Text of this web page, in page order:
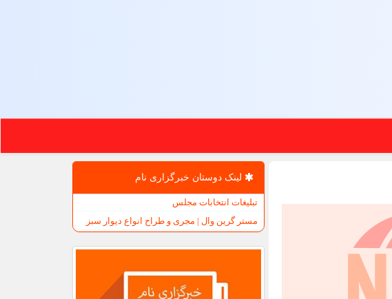
لینک دوستان خبرگزاری نام
تبلیغات انتخابات مجلس
مستر گرین وال | مجری و طراح انواع دیوار سبز